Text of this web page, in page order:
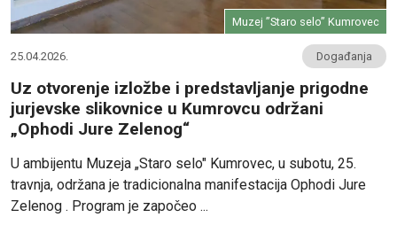
Muzej ”Staro selo” Kumrovec
25.04.2026. Događanja
Uz otvorenje izložbe i predstavljanje prigodne
jurjevske slikovnice u Kumrovcu održani
„Ophodi Jure Zelenog“
U ambijentu Muzeja „Staro selo" Kumrovec, u subotu, 25.
travnja, održana je tradicionalna manifestacija Ophodi Jure
Zelenog . Program je započeo ...